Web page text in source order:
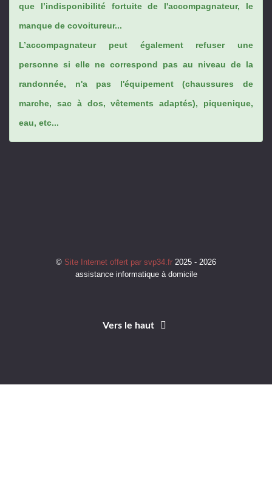
que l’indisponibilité fortuite de l'accompagnateur, le
manque de covoitureur...
L’accompagnateur peut également refuser une
personne si elle ne correspond pas au niveau de la
randonnée, n'a pas l'équipement (chaussures de
marche, sac à dos, vêtements adaptés), piquenique,
eau, etc...
© Site Internet offert par svp34.fr 2025 - 2026
assistance informatique à domicile
Vers le haut